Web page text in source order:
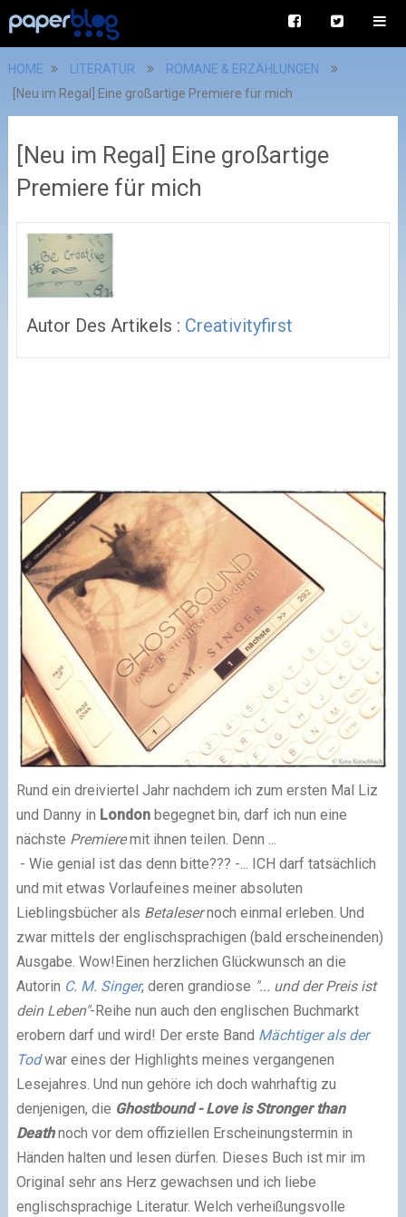
HOME LITERATUR
ROMANE & ERZÄHLUNGEN
[Neu im Regal] Eine großartige Premiere für mich
[Neu im Regal] Eine großartige
Premiere für mich
Autor Des Artikels : Creativityfirst
Rund ein dreiviertel Jahr nachdem ich zum ersten Mal Liz
und Danny in Londonbegegnet bin, darf ich nun eine
nächste Premieremit ihnen teilen. Denn ...
- Wie genial ist das denn bitte??? -... ICH darf tatsächlich
und mit etwas Vorlaufeines meiner absoluten
Lieblingsbücher als Betalesernoch einmal erleben. Und
zwar mittels der englischsprachigen (bald erscheinenden)
Ausgabe. Wow!Einen herzlichen Glückwunsch an die
Autorin C. M. Singer, deren grandiose "... und der Preis ist
dein Leben"-Reihe nun auch den englischen Buchmarkt
erobern darf und wird! Der erste Band Mächtiger als der
Todwar eines der Highlights meines vergangenen
Lesejahres. Und nun gehöre ich doch wahrhaftig zu
denjenigen, die Ghostbound - Love is Stronger than
Deathnoch vor dem offiziellen Erscheinungstermin in
Händen halten und lesen dürfen. Dieses Buch ist mir im
Original sehr ans Herz gewachsen und ich liebe
englischsprachige Literatur. Welch verheißungsvolle